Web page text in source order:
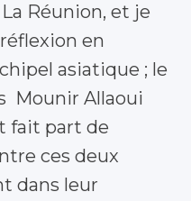
Réunion, et je
en
asiatique ; le
Mounir Allaoui
fait part de
ces deux
dans leur